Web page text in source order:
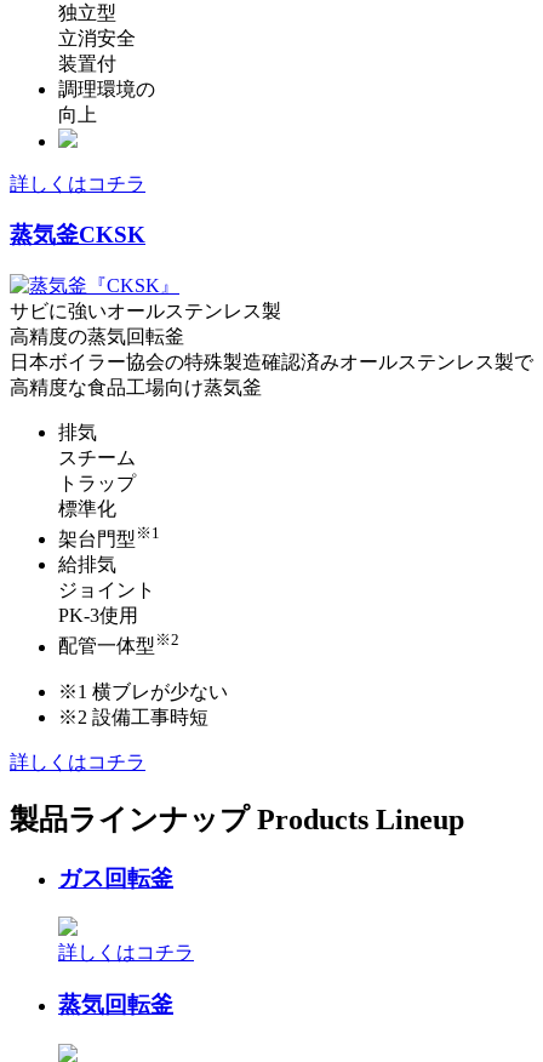
独立型
立消安全
装置付
調理環境の
向上
詳しくはコチラ
蒸気釜CKSK
サビに強いオールステンレス製
高精度の蒸気回転釜
日本ボイラー協会の特殊製造確認済みオールステンレス製で
高精度な食品工場向け蒸気釜
排気
スチーム
トラップ
標準化
架台門型 ※1
給排気
ジョイント
PK-3使用
配管一体型 ※2
※1 横ブレが少ない
※2 設備工事時短
詳しくはコチラ
製品ラインナップ Products Lineup
ガス回転釜
詳しくはコチラ
蒸気回転釜